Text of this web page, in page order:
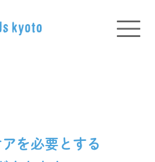
を必要とする